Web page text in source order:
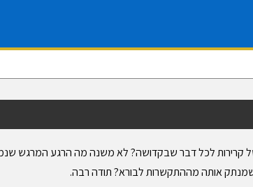
קרירות לכל דבר שבקדושה? לא משנה מה הרגע המרגש
שמנתק אותה מההתקשרות לבורא? תודה רבה.